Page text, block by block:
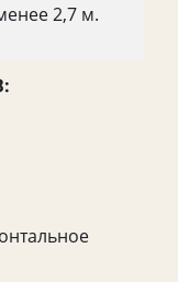
2,7 м.